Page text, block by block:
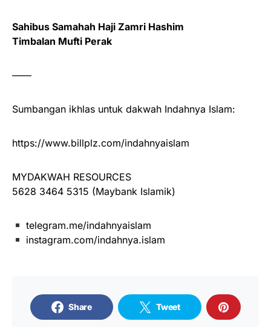
Sahibus Samahah Haji Zamri Hashim
Timbalan Mufti Perak
——
Sumbangan ikhlas untuk dakwah Indahnya Islam:
https://www.billplz.com/indahnyaislam
MYDAKWAH RESOURCES
5628 3464 5315 (Maybank Islamik)
telegram.me/indahnyaislam
instagram.com/indahnya.islam
Share Tweet